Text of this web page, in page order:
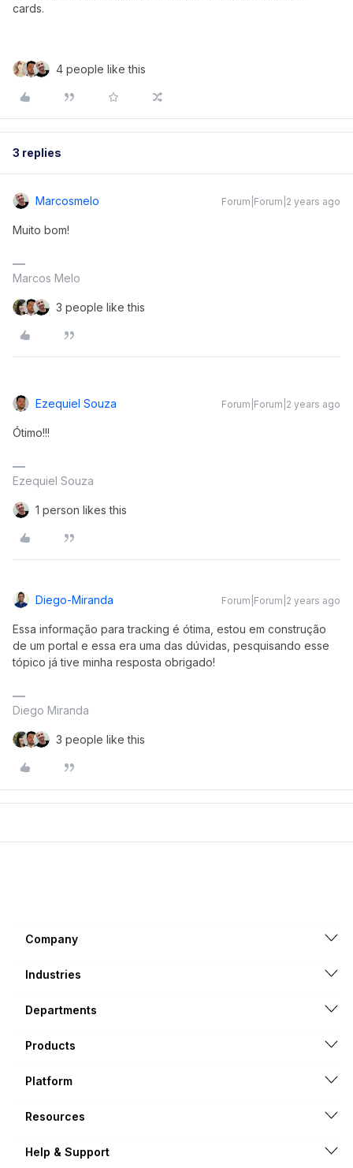
cards.
4 people like this
3 replies
Marcosmelo Forum|Forum|2 years ago
Muito bom!
Marcos Melo
3 people like this
Ezequiel Souza Forum|Forum|2 years ago
Ótimo!!!
Ezequiel Souza
1 person likes this
Diego-Miranda Forum|Forum|2 years ago
Essa informação para tracking é ótima, estou em construção
de um portal e essa era uma das dúvidas, pesquisando esse
tópico já tive minha resposta obrigado!
Diego Miranda
3 people like this
Company
Industries
Departments
Products
Platform
Resources
Help & Support